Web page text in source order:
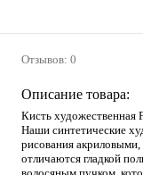
Отзывов: 0
Описание товара:
Кисть художественная
Наши синтетические
рисования
отличаются гладкой